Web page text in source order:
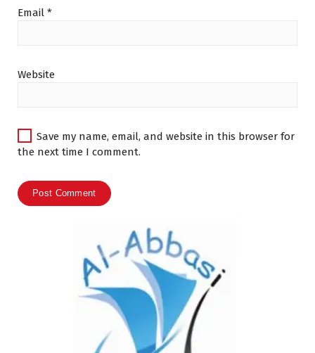
Email *
Website
Save my name, email, and website in this browser for
the next time I comment.